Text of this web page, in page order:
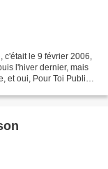
c'était le 9 février 2006,
l'hiver dernier, mais
et oui, Pour Toi Public,